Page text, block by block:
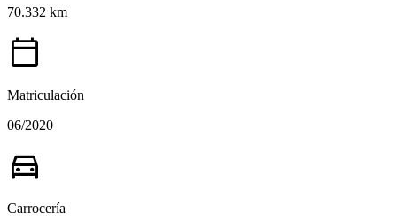
70.332 km
calendar_today
Matriculación
06/2020
directions_car
Carrocería